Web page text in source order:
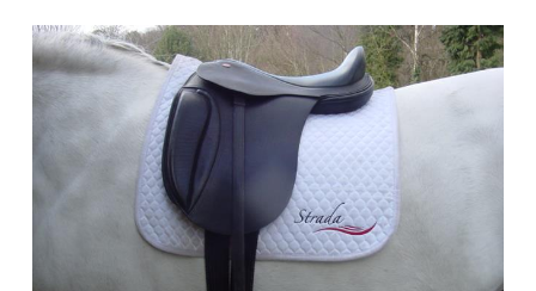
лука
и
коленные
упоры
мешают
лошади